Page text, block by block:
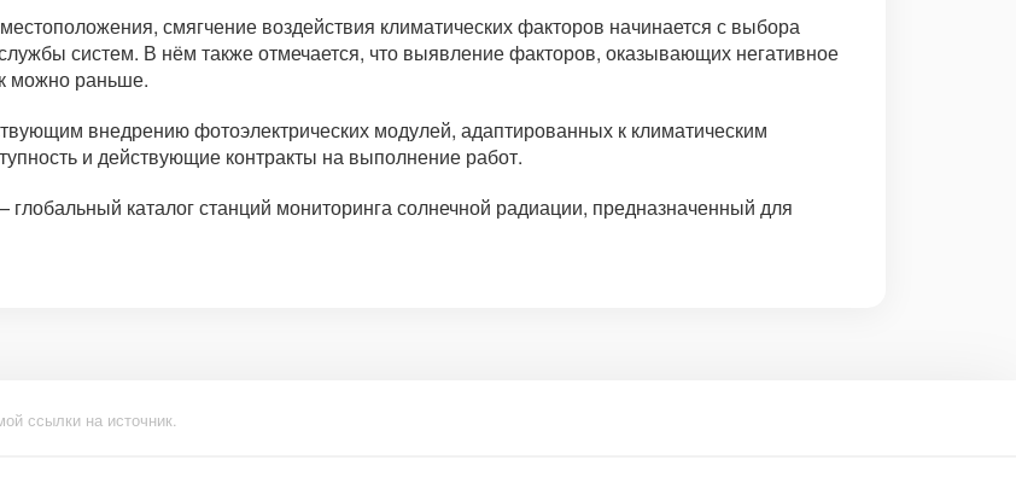
смягчение воздействия климатических факторов начинается с выбора
систем. В нём также отмечается, что выявление факторов, оказывающих негативное
можно раньше.
внедрению фотоэлектрических модулей, адаптированных к климатическим
и действующие контракты на выполнение работ.
каталог станций мониторинга солнечной радиации, предназначенный для
ссылки на источник.